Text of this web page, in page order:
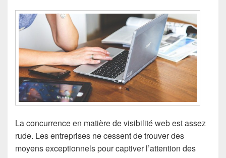
La concurrence en matière de visibilité web est assez
rude. Les entreprises ne cessent de trouver des
moyens exceptionnels pour captiver l’attention des